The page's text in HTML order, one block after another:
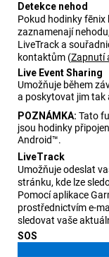
Detekce nehod
Pokud hodinkyfēnix
zaznamenají
LiveTracka
kontaktům (Zapnutí
Live Event Sharing
Umožňuje během
a poskytovat jim tak
POZNÁMKA: Tato
jsou hodinky
Android™.
LiveTrack
Umožňuje odeslat
stránku, kde lze
Pomocí aplikace
prostřednictvím e-
sledovat vaše
SOS